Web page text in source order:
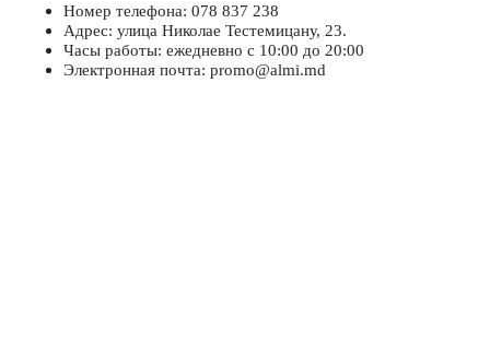
Номер телефона: 078 837 238
Адрес: улица Николае Тестемицану, 23.
Часы работы: ежедневно с 10:00 до 20:00
Электронная почта: promo@almi.md